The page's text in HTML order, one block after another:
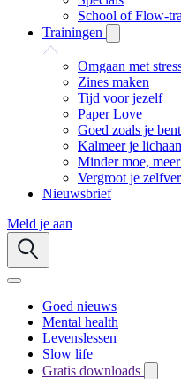
School of Flow-
Trainingen
Omgaan met
Zines maken
Tijd voor jezelf
Paper Love
Goed zoals je bent
Kalmeer je
Minder moe,
Vergroot je
Nieuwsbrief
Meld je aan
Goed nieuws
Mental health
Levenslessen
Slow life
Gratis downloads